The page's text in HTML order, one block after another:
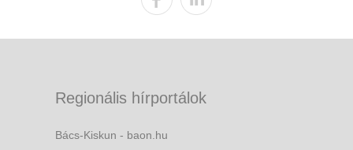
Regionális hírportálok
Bács-Kiskun - baon.hu